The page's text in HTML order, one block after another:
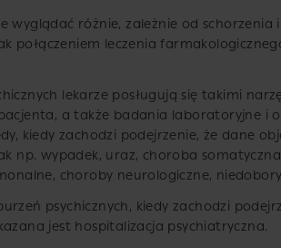
wyglądać różnie, zależnie od schorzenia
połączeniem leczenia
lekarze posługują się takimi
a także badania laboratoryjne i
kiedy zachodzi podejrzenie, że dane
np. wypadek, uraz, choroba
choroby neurologiczne,
psychicznych, kiedy zachodzi
jest hospitalizacja psychiatryczna.